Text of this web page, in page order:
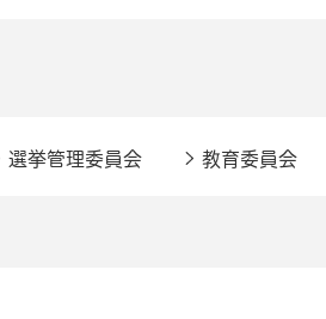
選挙管理委員会 教育委員会